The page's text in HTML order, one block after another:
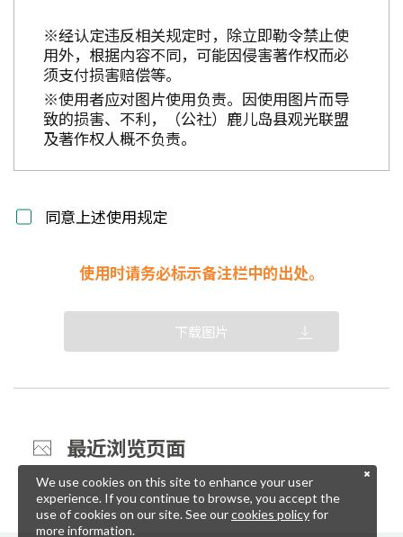
※经认定违反相关规定时，除立即勒令禁止使
用外，根据内容不同，可能因侵害著作权而必
须支付损害赔偿等。
※使用者应对图片使用负责。因使用图片而导
致的损害、不利，（公社）鹿儿岛县观光联盟
及著作权人概不负责。
同意上述使用规定
使用时请务必标示备注栏中的出处。
下载图片
最近浏览页面
We use cookies on this site to enhance your user
experience. If you continue to browse, you accept the
use of cookies on our site. See ourcookies policyfor
more information.